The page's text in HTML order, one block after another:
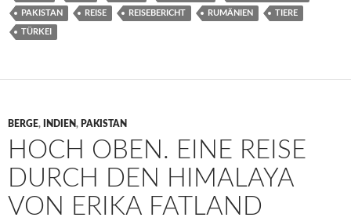
PAKISTAN REISE REISEBERICHT RUMÄNIEN TIERE
TÜRKEI
BERGE, INDIEN, PAKISTAN
HOCH OBEN. EINE REISE
DURCH DEN HIMALAYA
VON ERIKA FATLAND